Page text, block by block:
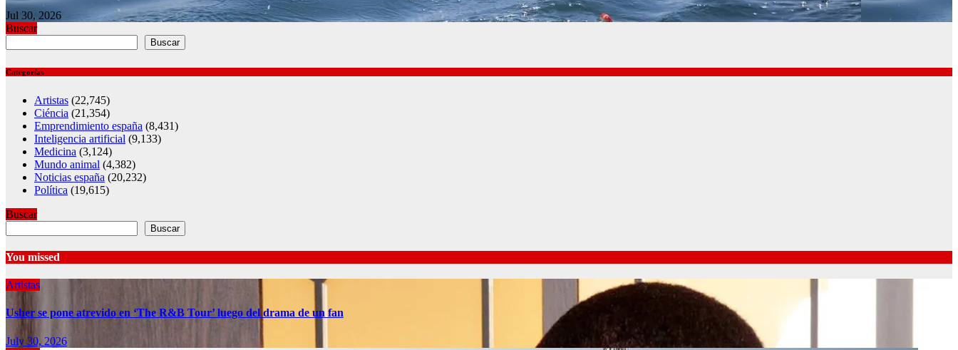
Jul 30, 2026
Buscar
Buscar
Categorías
Artistas (22,745)
Ciéncia (21,354)
Emprendimiento españa (8,431)
Inteligencia artificial (9,133)
Medicina (3,124)
Mundo animal (4,382)
Noticias españa (20,232)
Política (19,615)
Buscar
Buscar
You missed
Artistas
Usher se pone atrevido en ‘The R&B Tour’ luego del drama de un fan
July 30, 2026